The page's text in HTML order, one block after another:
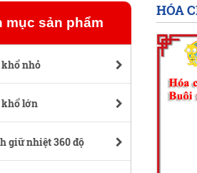
mục sản phẩm
nhỏ
lớn
giữ nhiệt 360 độ
HÓA